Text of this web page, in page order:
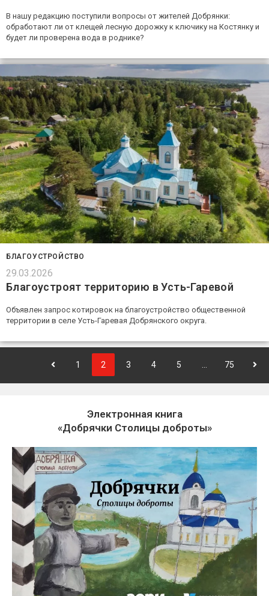
В нашу редакцию поступили вопросы от жителей Добрянки:
обработают ли от клещей лесную дорожку к ключику на Костянку и
будет ли проверена вода в роднике?
БЛАГОУСТРОЙСТВО
29.03.2026
Благоустроят территорию в Усть-Гаревой
Объявлен запрос котировок на благоустройство общественной
территории в селе Усть-Гаревая Добрянского округа.
1 2 3 4 5 75
Электронная книга
«Добрячки Столицы доброты»